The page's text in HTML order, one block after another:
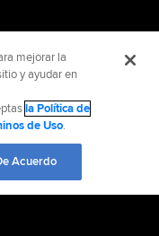
mejorar la
y ayudar en
la Política de
de Uso.
Acuerdo